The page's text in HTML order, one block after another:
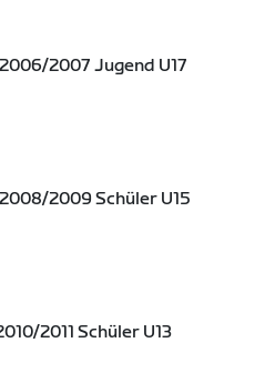
2007 Jugend U17
2009 Schüler U15
2011 Schüler U13